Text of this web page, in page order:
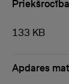
133 KB
Apdares